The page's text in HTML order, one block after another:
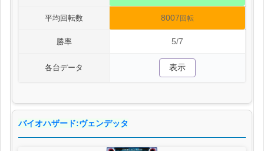
平均回転数 8007 回転
勝率 5/7
各台データ 表示
バイオハザード:ヴェンデッタ